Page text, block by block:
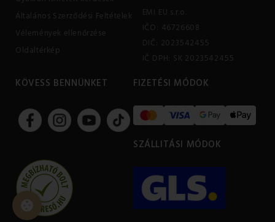
Általános Szerződési Feltételek
Vélemények ellenőrzése
Oldaltérkép
EMI EU s.r.o.
IČO: 46726608
DIČ: 2023542455
IČ DPH: SK 2023542455
KÖVESS BENNÜNKET FIZETÉSI MÓDOK
SZÁLLITÁSI MÓDOK